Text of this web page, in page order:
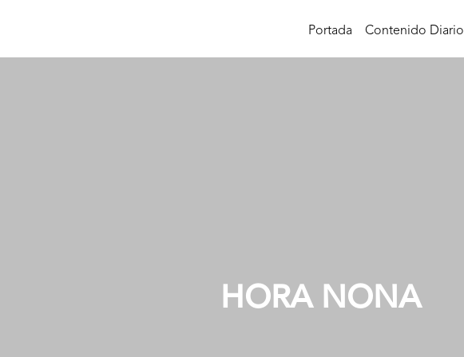
Portada Contenido Diario
HORA NONA